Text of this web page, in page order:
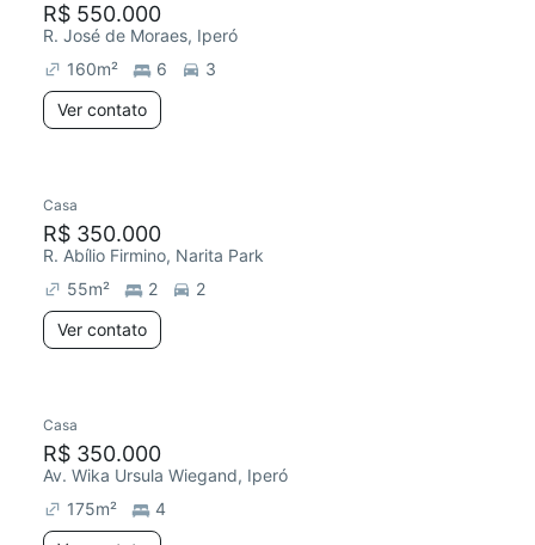
R$ 550.000
R. José de Moraes, Iperó
160m² 6
3
Ver contato
Casa
R$ 350.000
R. Abílio Firmino, Narita Park
55m² 2
2
Ver contato
Casa
R$ 350.000
Av. Wika Ursula Wiegand, Iperó
175m²
4